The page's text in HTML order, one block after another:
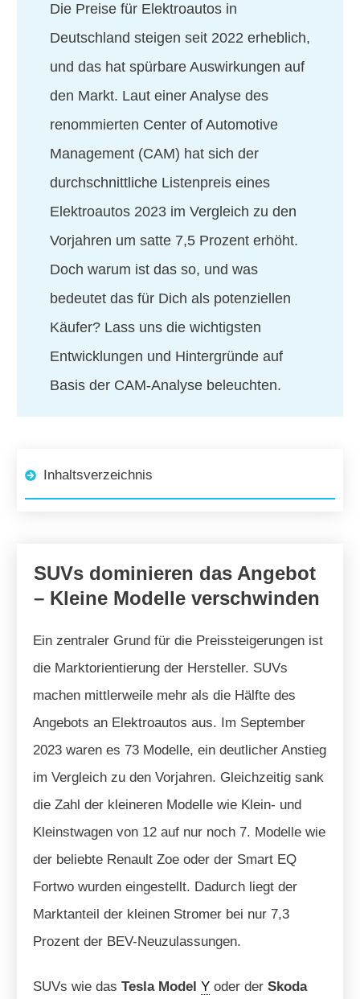
Die Preise für Elektroautos in
Deutschland steigen seit 2022 erheblich,
und das hat spürbare Auswirkungen auf
den Markt. Laut einer Analyse des
renommierten Center of Automotive
Management (CAM) hat sich der
durchschnittliche Listenpreis eines
Elektroautos 2023 im Vergleich zu den
Vorjahren um satte 7,5 Prozent erhöht.
Doch warum ist das so, und was
bedeutet das für Dich als potenziellen
Käufer? Lass uns die wichtigsten
Entwicklungen und Hintergründe auf
Basis der CAM-Analyse beleuchten.
Inhaltsverzeichnis
SUVs dominieren das Angebot
– Kleine Modelle verschwinden
Ein zentraler Grund für die Preissteigerungen ist
die Marktorientierung der Hersteller. SUVs
machen mittlerweile mehr als die Hälfte des
Angebots an Elektroautos aus. Im September
2023 waren es 73 Modelle, ein deutlicher Anstieg
im Vergleich zu den Vorjahren. Gleichzeitig sank
die Zahl der kleineren Modelle wie Klein- und
Kleinstwagen von 12 auf nur noch 7. Modelle wie
der beliebte Renault Zoe oder der Smart EQ
Fortwo wurden eingestellt. Dadurch liegt der
Marktanteil der kleinen Stromer bei nur 7,3
Prozent der BEV-Neuzulassungen.
SUVs wie das Tesla Model Y oder der Skoda